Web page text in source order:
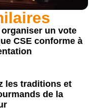
un vote
CSE conforme à
les traditions et
de la